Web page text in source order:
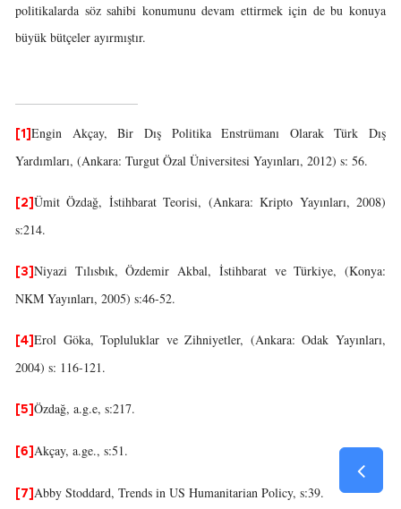
politikalarda söz sahibi konumunu devam ettirmek için de bu konuya
büyük bütçeler ayırmıştır.
[1] Engin Akçay, Bir Dış Politika Enstrümanı Olarak Türk Dış
Yardımları, (Ankara: Turgut Özal Üniversitesi Yayınları, 2012) s: 56.
[2] Ümit Özdağ, İstihbarat Teorisi, (Ankara: Kripto Yayınları, 2008)
s:214.
[3] Niyazi Tılısbık, Özdemir Akbal, İstihbarat ve Türkiye, (Konya:
NKM Yayınları, 2005) s:46-52.
[4] Erol Göka, Topluluklar ve Zihniyetler, (Ankara: Odak Yayınları,
2004) s: 116-121.
[5] Özdağ, a.g.e, s:217.
[6] Akçay, a.ge., s:51.
[7] Abby Stoddard, Trends in US Humanitarian Policy, s:39.